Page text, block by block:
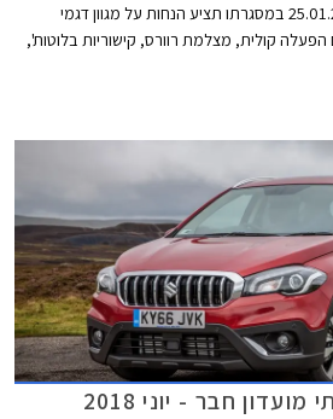
התאריכים 25.01.2019-01.03.2019 במסגרתו תציע הנחות על מגוון דגמי
קולית, מצלמת רוורס, קישוריות בלוטות',
חבר - יוני 2018